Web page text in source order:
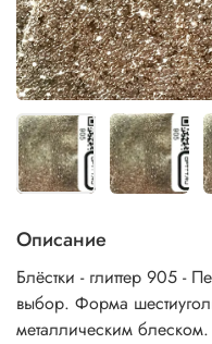
Описание
Блёстки - глиттер 905 -
выбор. Форма
металлическим блеском.